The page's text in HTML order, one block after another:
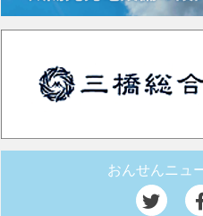
おんせんニュ